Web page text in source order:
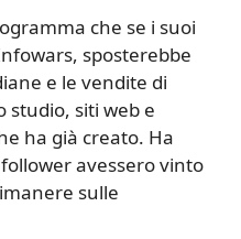
che se i suoi
sposterebbe
e le vendite di
studio, siti web e
ha già creato. Ha
avessero vinto
sulle